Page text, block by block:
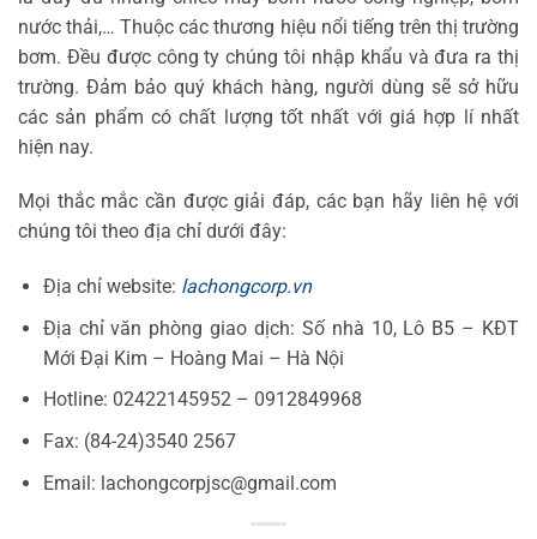
nước thải,… Thuộc các thương hiệu nổi tiếng trên thị trường
bơm. Đều được công ty chúng tôi nhập khẩu và đưa ra thị
trường. Đảm bảo quý khách hàng, người dùng sẽ sở hữu
các sản phẩm có chất lượng tốt nhất với giá hợp lí nhất
hiện nay.
Mọi thắc mắc cần được giải đáp, các bạn hãy liên hệ với
chúng tôi theo địa chỉ dưới đây:
Địa chỉ website: lachongcorp.vn
Địa chỉ văn phòng giao dịch: Số nhà 10, Lô B5 – KĐT
Mới Đại Kim – Hoàng Mai – Hà Nội
Hotline: 02422145952 – 0912849968
Fax: (84-24)3540 2567
Email: lachongcorpjsc@gmail.com